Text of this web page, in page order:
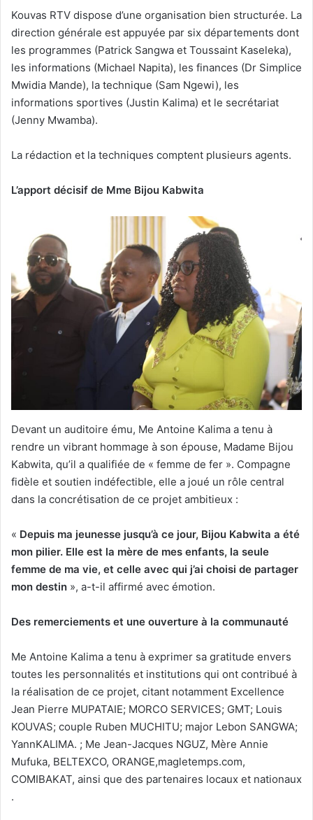
Kouvas RTV dispose d’une organisation bien structurée. La
direction générale est appuyée par six départements dont
les programmes (Patrick Sangwa et Toussaint Kaseleka),
les informations (Michael Napita), les finances (Dr Simplice
Mwidia Mande), la technique (Sam Ngewi), les
informations sportives (Justin Kalima) et le secrétariat
(Jenny Mwamba).
La rédaction et la techniques comptent plusieurs agents.
L’apport décisif de Mme Bijou Kabwita
Devant un auditoire ému, Me Antoine Kalima a tenu à
rendre un vibrant hommage à son épouse, Madame Bijou
Kabwita, qu’il a qualifiée de « femme de fer ». Compagne
fidèle et soutien indéfectible, elle a joué un rôle central
dans la concrétisation de ce projet ambitieux :
« Depuis ma jeunesse jusqu’à ce jour, Bijou Kabwita a été
mon pilier. Elle est la mère de mes enfants, la seule
femme de ma vie, et celle avec qui j’ai choisi de partager
mon destin », a-t-il affirmé avec émotion.
Des remerciements et une ouverture à la communauté
Me Antoine Kalima a tenu à exprimer sa gratitude envers
toutes les personnalités et institutions qui ont contribué à
la réalisation de ce projet, citant notamment Excellence
Jean Pierre MUPATAIE; MORCO SERVICES; GMT; Louis
KOUVAS; couple Ruben MUCHITU; major Lebon SANGWA;
YannKALIMA. ; Me Jean-Jacques NGUZ, Mère Annie
Mufuka, BELTEXCO, ORANGE,magletemps.com,
COMIBAKAT, ainsi que des partenaires locaux et nationaux
.